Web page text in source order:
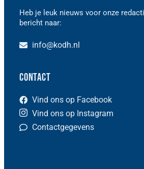
Heb je leuk nieuws voor onze
bericht naar:
info@kodh.nl
Contact
Vind ons op Facebook
Vind ons op Instagram
Contactgegevens